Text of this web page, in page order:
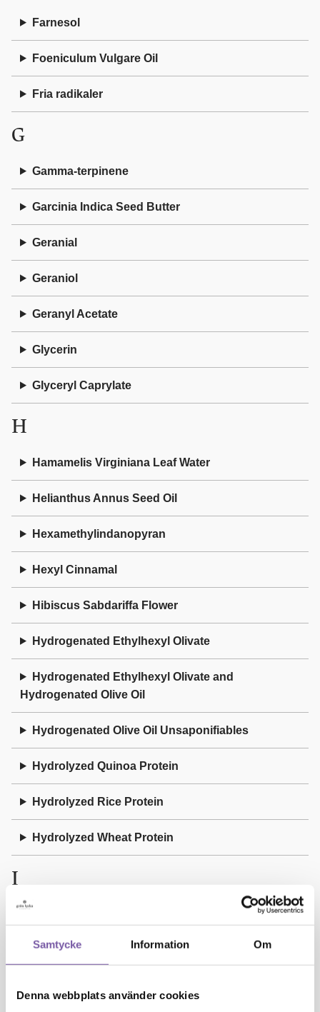
Samtycke Information Om
Denna webbplats använder cookies
Farnesol
Foeniculum Vulgare Oil
Fria radikaler
G
Gamma-terpinene
Garcinia Indica Seed Butter
Geranial
Geraniol
Geranyl Acetate
Glycerin
Glyceryl Caprylate
H
Hamamelis Virginiana Leaf Water
Helianthus Annus Seed Oil
Hexamethylindanopyran
Hexyl Cinnamal
Hibiscus Sabdariffa Flower
Hydrogenated Ethylhexyl Olivate
Hydrogenated Ethylhexyl Olivate and
Hydrogenated Olive Oil
Hydrogenated Olive Oil Unsaponifiables
Hydrolyzed Quinoa Protein
Hydrolyzed Rice Protein
Hydrolyzed Wheat Protein
I
Isoamyl Laurate